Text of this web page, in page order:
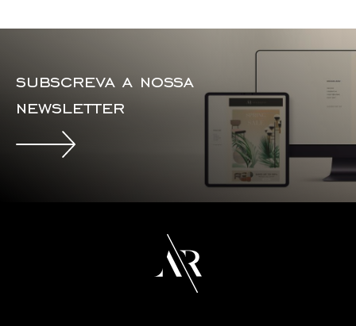
subscreva a nossa
newsletter